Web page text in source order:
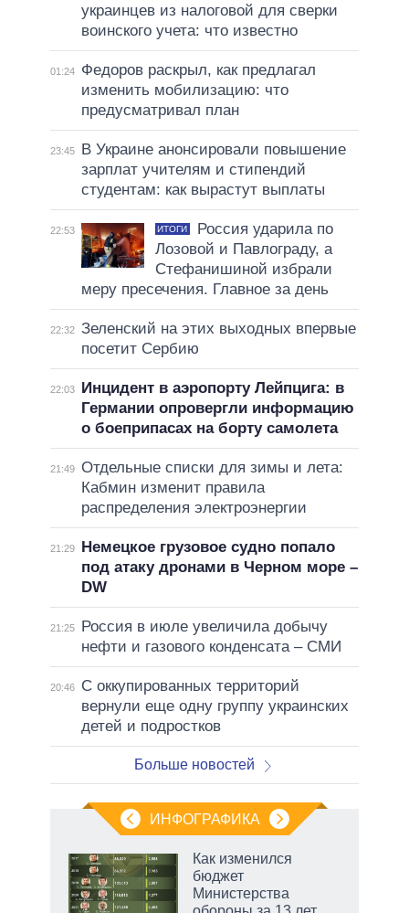
украинцев из налоговой для сверки
воинского учета: что известно
01:24
Федоров раскрыл, как предлагал
изменить мобилизацию: что
предусматривал план
23:45
В Украине анонсировали повышение
зарплат учителям и стипендий
студентам: как вырастут выплаты
22:53 ИТОГИ
Россия ударила по
Лозовой и Павлограду, а
Стефанишиной избрали
меру пресечения. Главное за день
22:32 Зеленский на этих выходных впервые
посетит Сербию
22:03
Инцидент в аэропорту Лейпцига: в
Германии опровергли информацию
о боеприпасах на борту самолета
21:49 Отдельные списки для зимы и лета:
Кабмин изменит правила
распределения электроэнергии
21:29
Немецкое грузовое судно попало
под атаку дронами в Черном море –
DW
21:25
Россия в июле увеличила добычу
нефти и газового конденсата – СМИ
20:46
С оккупированных территорий
вернули еще одну группу украинских
детей и подростков
Больше новостей
ИНФОГРАФИКА
Как изменился
бюджет
Министерства